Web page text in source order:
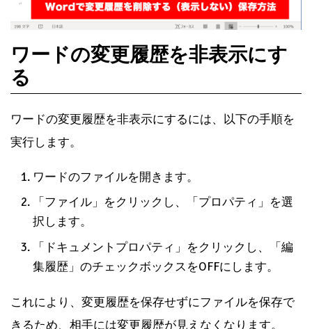
ワードの変更履歴を非表示にす
る
ワードの変更履歴を非表示にするには、以下の手順を
実行します。
ワードのファイルを開きます。
「ファイル」をクリックし、「プロパティ」を選
択します。
「ドキュメントプロパティ」をクリックし、「編
集履歴」のチェックボックスをOFFにします。
これにより、変更履歴を保存せずにファイルを保存で
きるため、相手には変更履歴が見えなくなります。